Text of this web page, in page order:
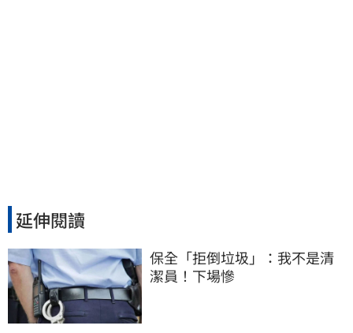
延伸閱讀
保全「拒倒垃圾」：我不是清
潔員！下場慘